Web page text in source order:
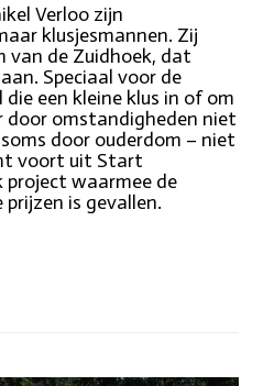
Verloo zijn
klusjesmannen. Zij
van de Zuidhoek, dat
Speciaal voor de
een kleine klus in of om
door omstandigheden niet
door ouderdom – niet
voort uit Start
project waarmee de
is gevallen.